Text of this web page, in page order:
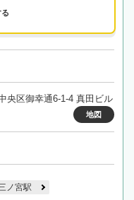
央区御幸通6-1-4 真田ビル
地図
ノ宮駅